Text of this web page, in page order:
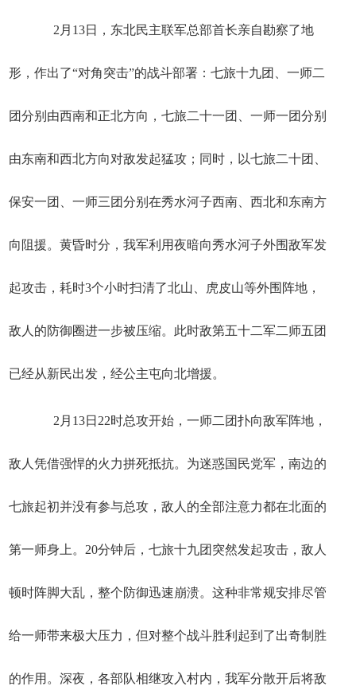
2月13日，东北民主联军总部首长亲自勘察了地
形，作出了“对角突击”的战斗部署：七旅十九团、一师二
团分别由西南和正北方向，七旅二十一团、一师一团分别
由东南和西北方向对敌发起猛攻；同时，以七旅二十团、
保安一团、一师三团分别在秀水河子西南、西北和东南方
向阻援。黄昏时分，我军利用夜暗向秀水河子外围敌军发
起攻击，耗时3个小时扫清了北山、虎皮山等外围阵地，
敌人的防御圈进一步被压缩。此时敌第五十二军二师五团
已经从新民出发，经公主屯向北增援。
2月13日22时总攻开始，一师二团扑向敌军阵地，
敌人凭借强悍的火力拼死抵抗。为迷惑国民党军，南边的
七旅起初并没有参与总攻，敌人的全部注意力都在北面的
第一师身上。20分钟后，七旅十九团突然发起攻击，敌人
顿时阵脚大乱，整个防御迅速崩溃。这种非常规安排尽管
给一师带来极大压力，但对整个战斗胜利起到了出奇制胜
的作用。深夜，各部队相继攻入村内，我军分散开后将敌